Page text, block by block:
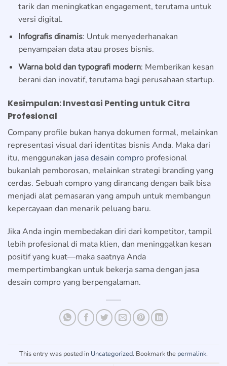
tarik dan meningkatkan engagement, terutama untuk
versi digital.
Infografis dinamis: Untuk menyederhanakan
penyampaian data atau proses bisnis.
Warna bold dan typografi modern: Memberikan kesan
berani dan inovatif, terutama bagi perusahaan startup.
Kesimpulan: Investasi Penting untuk Citra
Profesional
Company profile bukan hanya dokumen formal, melainkan
representasi visual dari identitas bisnis Anda. Maka dari
itu, menggunakan jasa desain compro profesional
bukanlah pemborosan, melainkan strategi branding yang
cerdas. Sebuah compro yang dirancang dengan baik bisa
menjadi alat pemasaran yang ampuh untuk membangun
kepercayaan dan menarik peluang baru.
Jika Anda ingin membedakan diri dari kompetitor, tampil
lebih profesional di mata klien, dan meninggalkan kesan
positif yang kuat—maka saatnya Anda
mempertimbangkan untuk bekerja sama dengan jasa
desain compro yang berpengalaman.
This entry was posted in Uncategorized. Bookmark the permalink.